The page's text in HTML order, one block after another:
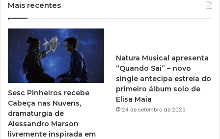
e
g
r
a
Mais recentes
Sesc Pinheiros recebe
Cabeça nas Nuvens,
dramaturgia de
Alessandro Marson
livremente inspirada em
Natura Musical apresenta
“Quando Sai” – novo
single antecipa estreia do
primeiro álbum solo de
Elisa Maia
24 de setembro de 2025